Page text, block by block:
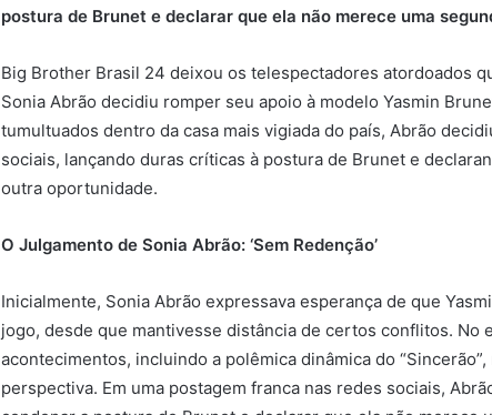
postura de Brunet e declarar que ela não merece uma
Big Brother Brasil 24 deixou os telespectadores atordoados
Sonia Abrão decidiu romper seu apoio à modelo Yasmin
tumultuados dentro da casa mais vigiada do país, Abrão
sociais, lançando duras críticas à postura de Brunet e
outra oportunidade.
O Julgamento de Sonia Abrão: ‘Sem Redenção’
Inicialmente, Sonia Abrão expressava esperança de que
jogo, desde que mantivesse distância de certos conflitos. No
acontecimentos, incluindo a polêmica dinâmica do
perspectiva. Em uma postagem franca nas redes sociais,